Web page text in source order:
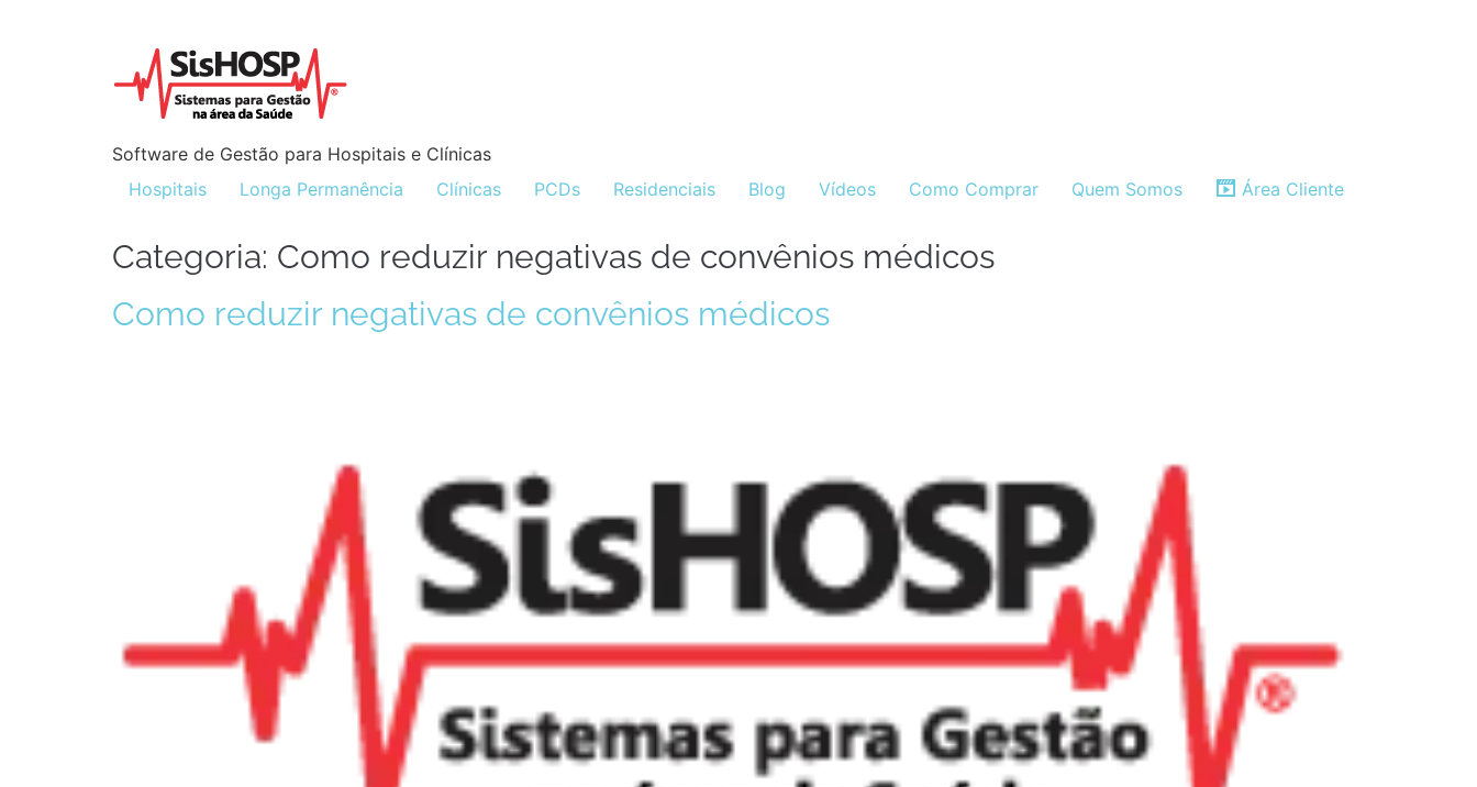
Software de Gestão para Hospitais e Clínicas
Hospitais
Longa Permanência Clínicas PCDs Residenciais Blog Vídeos Como Comprar Quem Somos Área Cliente
Categoria: Como reduzir negativas de convênios médicos
Como reduzir negativas de convênios médicos